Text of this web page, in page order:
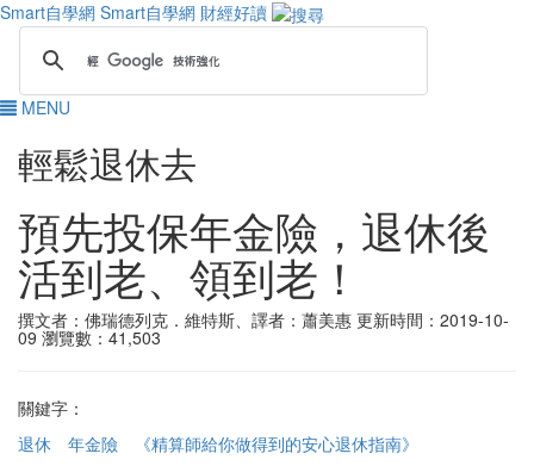
Smart自學網 Smart自學網 財經好讀
MENU
輕鬆退休去
預先投保年金險，退休後
活到老、領到老！
撰文者：佛瑞德列克．維特斯、譯者：蕭美惠 更新時間：2019-10-
09 瀏覽數：41,503
關鍵字：
退休
年金險
《精算師給你做得到的安心退休指南》